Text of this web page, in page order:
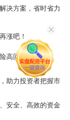
决方案，省时省力
涨吧！
高回报的投资策
助力投资者把握市
安全、高效的资金